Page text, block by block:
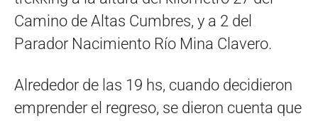
Camino de Altas Cumbres, y a 2 del
Parador Nacimiento Río Mina Clavero.
Alrededor de las 19 hs, cuando decidieron
emprender el regreso, se dieron cuenta que